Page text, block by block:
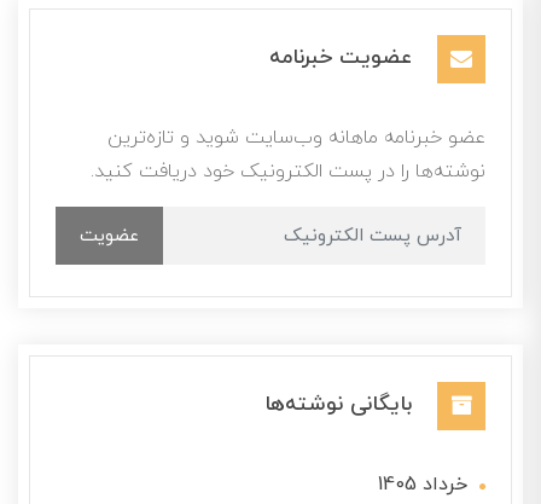
عضویت خبرنامه
عضو خبرنامه ماهانه وب‌سایت شوید و تازه‌ترین
نوشته‌ها را در پست الکترونیک خود دریافت کنید.
عضویت
بایگانی نوشته‌ها
خرداد 1405